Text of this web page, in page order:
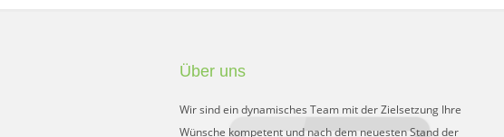
Über uns
Wir sind ein dynamisches Team mit der Zielsetzung Ihre
Wünsche kompetent und nach dem neuesten Stand der